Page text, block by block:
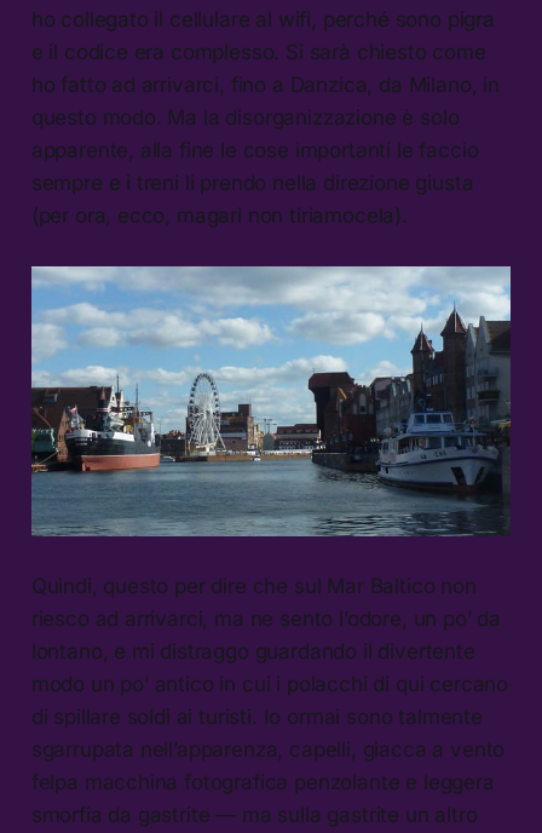
ho collegato il cellulare al wifi, perché sono pigra
e il codice era complesso. Si sarà chiesto come
ho fatto ad arrivarci, fino a Danzica, da Milano, in
questo modo. Ma la disorganizzazione è solo
apparente, alla fine le cose importanti le faccio
sempre e i treni li prendo nella direzione giusta
(per ora, ecco, magari non tiriamocela).
Quindi, questo per dire che sul Mar Baltico non
riesco ad arrivarci, ma ne sento l’odore, un po’ da
lontano, e mi distraggo guardando il divertente
modo un po’ antico in cui i polacchi di qui cercano
di spillare soldi ai turisti. Io ormai sono talmente
sgarrupata nell’apparenza, capelli, giacca a vento
felpa macchina fotografica penzolante e leggera
smorfia da gastrite — ma sulla gastrite un altro